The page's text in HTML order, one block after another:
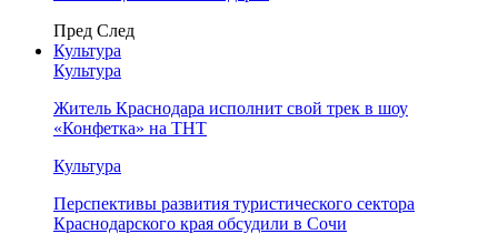
Пред След
Культура
Культура
Житель Краснодара исполнит свой трек в шоу
«Конфетка» на ТНТ
Культура
Перспективы развития туристического сектора
Краснодарского края обсудили в Сочи